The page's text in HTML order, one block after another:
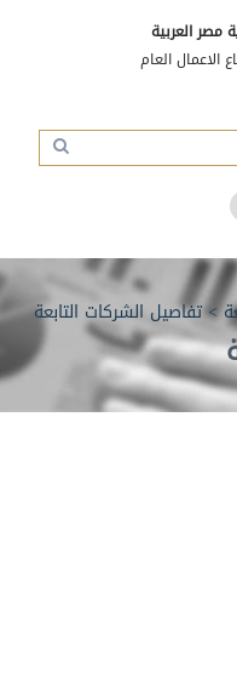
مصر العربية
الاعمال العام
>تفاصيل الشركات التابعة